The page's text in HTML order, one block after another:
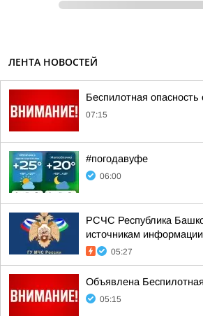
ЛЕНТА НОВОСТЕЙ
Беспилотная
07:15
#погодавуфе
06:00
РСЧС Республика
источникам
05:27
Объявлена
05:15